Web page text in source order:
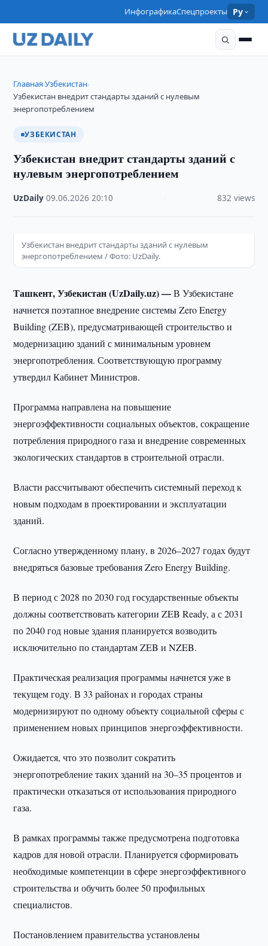
ИнфографикаСпецпроекты Ру
Главная›Узбекистан›
Узбекистан внедрит стандарты зданий с нулевым
энергопотреблением
УЗБЕКИСТАН
Узбекистан внедрит стандарты зданий с
нулевым энергопотреблением
UzDaily ·09.06.2026 ·20:10 832 views
Узбекистан внедрит стандарты зданий с нулевым
энергопотреблением / Фото: UzDaily.
Ташкент, Узбекистан (UzDaily.uz) —В Узбекистане
начнется поэтапное внедрение системы Zero Energy
Building (ZEB), предусматривающей строительство и
модернизацию зданий с минимальным уровнем
энергопотребления. Соответствующую программу
утвердил Кабинет Министров.
Программа направлена на повышение
энергоэффективности социальных объектов, сокращение
потребления природного газа и внедрение современных
экологических стандартов в строительной отрасли.
Власти рассчитывают обеспечить системный переход к
новым подходам в проектировании и эксплуатации
зданий.
Согласно утвержденному плану, в 2026–2027 годах будут
внедряться базовые требования Zero Energy Building.
В период с 2028 по 2030 год государственные объекты
должны соответствовать категории ZEB Ready, а с 2031
по 2040 год новые здания планируется возводить
исключительно по стандартам ZEB и NZEB.
Практическая реализация программы начнется уже в
текущем году. В 33 районах и городах страны
модернизируют по одному объекту социальной сферы с
применением новых принципов энергоэффективности.
Ожидается, что это позволит сократить
энергопотребление таких зданий на 30–35 процентов и
практически отказаться от использования природного
газа.
В рамках программы также предусмотрена подготовка
кадров для новой отрасли. Планируется сформировать
необходимые компетенции в сфере энергоэффективного
строительства и обучить более 50 профильных
специалистов.
Постановлением правительства установлены